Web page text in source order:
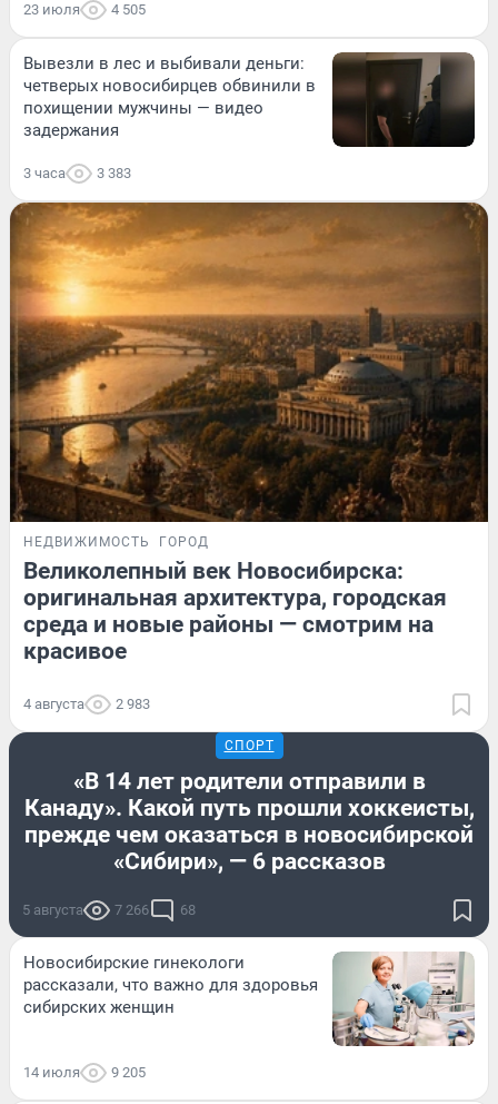
23 июля 4 505
Вывезли в лес и выбивали деньги:
четверых новосибирцев обвинили в
похищении мужчины — видео
задержания
3 часа 3 383
НЕДВИЖИМОСТЬ ГОРОД
Великолепный век Новосибирска:
оригинальная архитектура, городская
среда и новые районы — смотрим на
красивое
4 августа 2 983
СПОРТ
«В 14 лет родители отправили в
Канаду». Какой путь прошли хоккеисты,
прежде чем оказаться в новосибирской
«Сибири», — 6 рассказов
5 августа 7 266 68
Новосибирские гинекологи
рассказали, что важно для здоровья
сибирских женщин
14 июля 9 205